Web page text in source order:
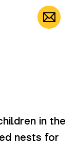
EN
in the
nests for